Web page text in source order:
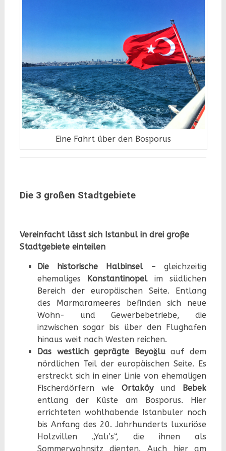
Eine Fahrt über den Bosporus
Die 3 großen Stadtgebiete
Vereinfacht lässt sich Istanbul in drei große
Stadtgebiete einteilen
Die historische Halbinsel– gleichzeitig
ehemaliges Konstantinopelim südlichen
Bereich der europäischen Seite. Entlang
des Marmarameeres befinden sich neue
Wohn- und Gewerbebetriebe, die
inzwischen sogar bis über den Flughafen
hinaus weit nach Westen reichen.
Das westlich geprägte Beyoğlu auf dem
nördlichen Teil der europäischen Seite. Es
erstreckt sich in einer Linie von ehemaligen
Fischerdörfern wie Ortaköyund Bebek
entlang der Küste am Bosporus. Hier
errichteten wohlhabende Istanbuler noch
bis Anfang des 20. Jahrhunderts luxuriöse
Holzvillen „Yalı’s“, die ihnen als
Sommerwohnsitz dienten. Auch hier am